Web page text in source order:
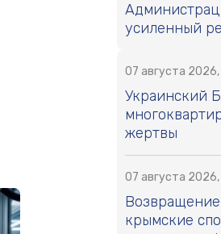
усиленный
07 августа 2026,
Украинский
жертвы
07 августа 2026,
крымские